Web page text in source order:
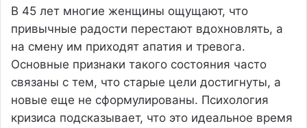
В 45 лет многие женщины ощущают, что
привычные радости перестают вдохновлять, а
на смену им приходят апатия и тревога.
Основные признаки такого состояния часто
связаны с тем, что старые цели достигнуты, а
новые еще не сформулированы. Психология
кризиса подсказывает, что это идеальное время